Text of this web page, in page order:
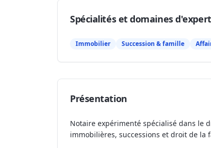
Spécialités et domaines
Immobilier Succession & famille
Présentation
Notaire expérimenté spécialisé dans le
immobilières, successions et droit de la